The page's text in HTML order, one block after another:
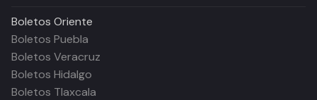
Boletos Oriente
Boletos Puebla
Boletos Veracruz
Boletos Hidalgo
Boletos Tlaxcala